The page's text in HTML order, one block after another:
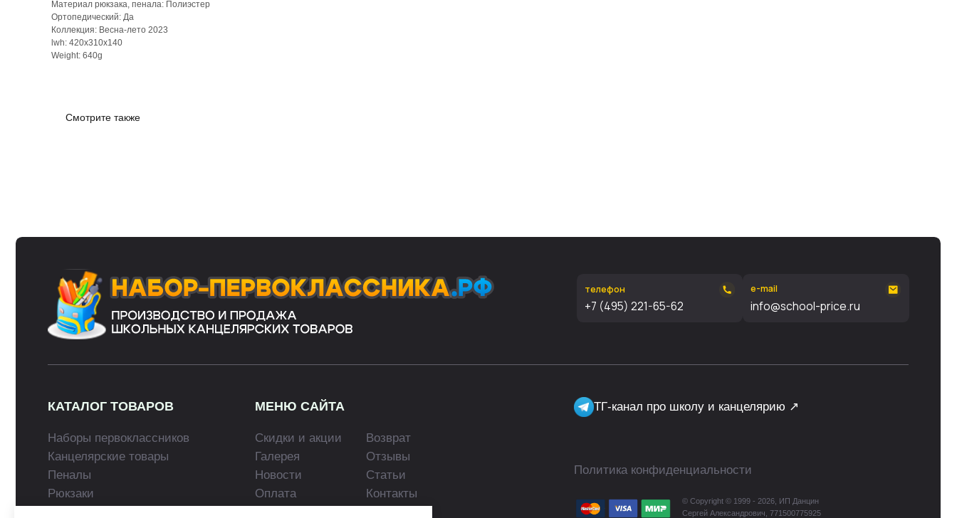
Материал рюкзака, пенала: Полиэстер
Ортопедический: Да
Коллекция: Весна-лето 2023
lwh: 420x310x140
Weight: 640g
Смотрите также
КАТАЛОГ ТОВАРОВ
В оформлении сайта использованы фотографии и материалы принадлежащие ИП Данцин Сергей Александрович, Веб-сайт, его дизайн и материалы были созданы нами самостоятельно, без привлечения
Любое использование либо копирование материалов или подборки материалов сайта, элементов
© Copyright © 1999 - 2026, ИП Данцин
Наборы первоклассников
Канцелярские товары
Пеналы
МЕНЮ САЙТА
Скидки и акции
Галерея Отзывы